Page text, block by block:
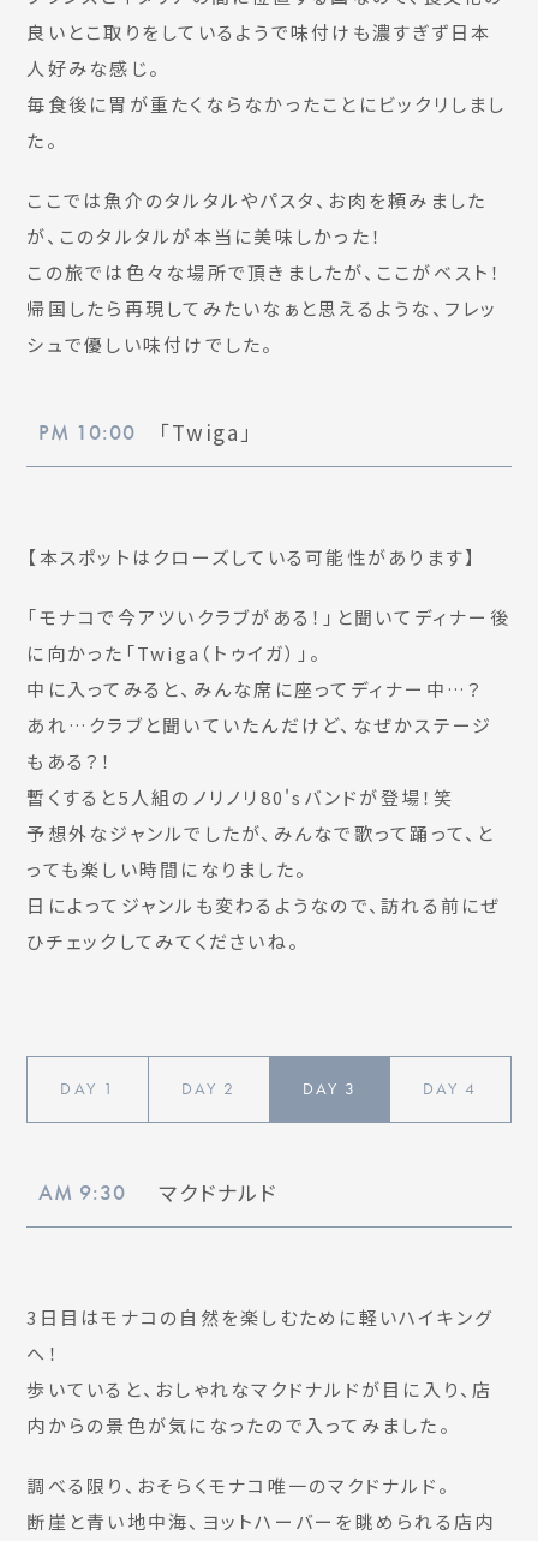
良いとこ取りをしているようで味付けも濃すぎず日本
人好みな感じ。
毎食後に胃が重たくならなかったことにビックリしまし
た。
ここでは魚介のタルタルやパスタ、お肉を頼みました
が、このタルタルが本当に美味しかった！
この旅では色々な場所で頂きましたが、ここがベスト！
帰国したら再現してみたいなぁと思えるような、フレッ
シュで優しい味付けでした。
PM 10:00 「Twiga」
【本スポットはクローズしている可能性があります】
「モナコで今アツいクラブがある！」と聞いてディナー後
に向かった「Twiga（トゥイガ）」。
中に入ってみると、みんな席に座ってディナー中…？
あれ…クラブと聞いていたんだけど、なぜかステージ
もある？！
暫くすると5人組のノリノリ80'sバンドが登場！笑
予想外なジャンルでしたが、みんなで歌って踊って、と
っても楽しい時間になりました。
日によってジャンルも変わるようなので、訪れる前にぜ
ひチェックしてみてくださいね。
DAY 1 DAY 2 DAY 3 DAY4
AM 9:30 マクドナルド
3日目はモナコの自然を楽しむために軽いハイキング
へ！
歩いていると、おしゃれなマクドナルドが目に入り、店
内からの景色が気になったので入ってみました。
調べる限り、おそらくモナコ唯一のマクドナルド。
断崖と青い地中海、ヨットハーバーを眺められる店内